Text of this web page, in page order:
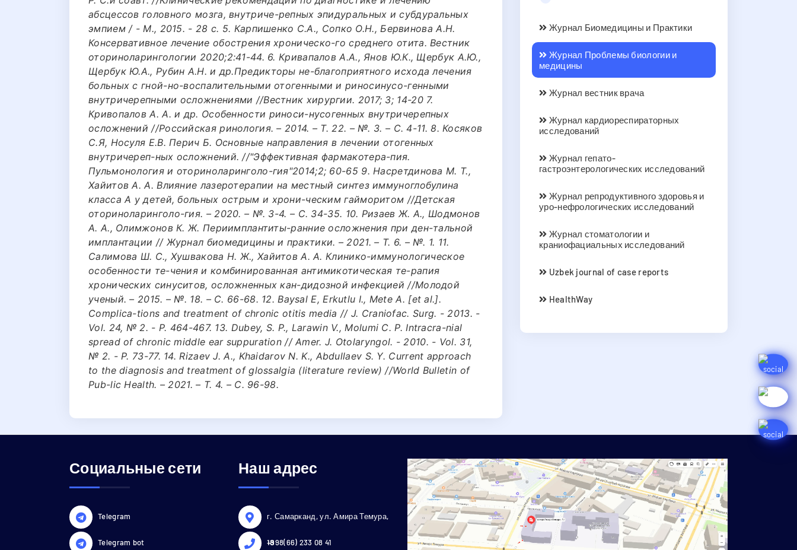
абсцессов головного мозга, внутриче-репных эпидуральных и субдуральных
эмпием / - М., 2015. - 28 с. 5. Карпишенко С.А., Сопко О.Н., Бервинова А.Н.
Консервативное лечение обострения хроническо-го среднего отита. Вестник
оториноларингологии 2020;2:41-44. 6. Кривапалов А.А., Янов Ю.К., Щербук А.Ю.,
Щербук Ю.А., Рубин А.Н. и др.Предикторы не-благоприятного исхода лечения
больных с гной-но-воспалительными отогенными и риносинусо-генными
внутричерепными осложнениями //Вестник хирургии. 2017; 3; 14-20 7.
Кривопалов А. А. и др. Особенности риноси-нусогенных внутричерепных
осложнений //Российская ринология. – 2014. – Т. 22. – №. 3. – С. 4-11. 8. Косяков
С.Я, Носуля Е.В. Перич Б. Основные направления в лечении отогенных
внутричереп-ных осложнений. //"Эффективная фармакотера-пия.
Пульмонология и оториноларинголо-гия"2014;2; 60-65 9. Насретдинова М. Т.,
Хайитов А. А. Влияние лазеротерапии на местный синтез иммуноглобулина
класса А у детей, больных острым и хрони-ческим гайморитом //Детская
оториноларинголо-гия. – 2020. – №. 3-4. – С. 34-35. 10. Ризаев Ж. А., Шодмонов
А. А., Олимжонов К. Ж. Периимплантиты-ранние осложнения при ден-тальной
имплантации // Журнал биомедицины и практики. – 2021. – Т. 6. – №. 1. 11.
Салимова Ш. С., Хушвакова Н. Ж., Хайитов А. А. Клинико-иммунологическое
особенности те-чения и комбинированная антимикотическая те-рапия
хронических синуситов, осложненных кан-дидозной инфекцией //Молодой
ученый. – 2015. – №. 18. – С. 66-68. 12. Baysal Е, Erkutlu I., Mete А. [et al.].
Complica-tions and treatment of chronic otitis media // J. Craniofac. Surg. - 2013. -
Vol. 24, № 2. - P. 464-467. 13. Dubey, S. P., Larawin V., Molumi C. P. Intracra-nial
spread of chronic middle ear suppuration // Amer. J. Otolaryngol. - 2010. - Vol. 31,
№ 2. - P. 73-77. 14. Rizaev J. A., Khaidarov N. K., Abdullaev S. Y. Current approach
to the diagnosis and treatment of glossalgia (literature review) //World Bulletin of
Pub-lic Health. – 2021. – Т. 4. – С. 96-98.
Журнал Биомедицины и Практики
Журнал Проблемы биологии и
медицины
Журнал вестник врача
Журнал кардиореспираторных
исследований
Журнал гепато-
гастроэнтерологических исследований
Журнал репродуктивного здоровья и
уро-нефрологических исследований
Журнал стоматологии и
краниофациальных исследований
Uzbek journal of case reports
HealthWay
Социальные сети
Telegram
Telegram bot
Наш адрес
г. Самарканд, ул. Амира Темура,
18
+998(66) 233 08 41